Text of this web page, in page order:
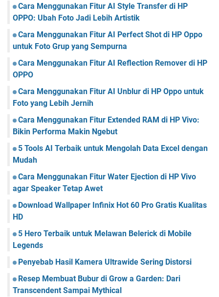
Cara Menggunakan Fitur AI Style Transfer di HP
OPPO: Ubah Foto Jadi Lebih Artistik
Cara Menggunakan Fitur AI Perfect Shot di HP Oppo
untuk Foto Grup yang Sempurna
Cara Menggunakan Fitur AI Reflection Remover di HP
OPPO
Cara Menggunakan Fitur AI Unblur di HP Oppo untuk
Foto yang Lebih Jernih
Cara Menggunakan Fitur Extended RAM di HP Vivo:
Bikin Performa Makin Ngebut
5 Tools AI Terbaik untuk Mengolah Data Excel dengan
Mudah
Cara Menggunakan Fitur Water Ejection di HP Vivo
agar Speaker Tetap Awet
Download Wallpaper Infinix Hot 60 Pro Gratis Kualitas
HD
5 Hero Terbaik untuk Melawan Belerick di Mobile
Legends
Penyebab Hasil Kamera Ultrawide Sering Distorsi
Resep Membuat Bubur di Grow a Garden: Dari
Transcendent Sampai Mythical